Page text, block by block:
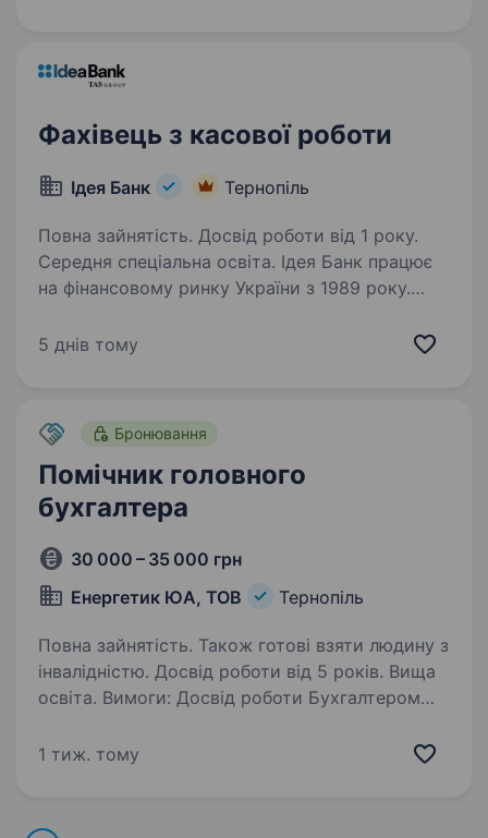
Фахівець з касової роботи
Ідея Банк Тернопіль
Повна зайнятість. Досвід роботи від 1 року.
Середня спеціальна освіта. Ідея Банк працює
на фінансовому ринку України з 1989 року.
як надійний фінансовий партнер для клієнтів.
5 днів тому
Бронювання
Помічник головного
бухгалтера
30 000 – 35 000 грн
Енергетик ЮА, ТОВ
Тернопіль
Повна зайнятість. Також готові взяти людину з
інвалідністю. Досвід роботи від 5 років. Вища
освіта. Вимоги: Досвід роботи Бухгалтером
Банк, M.E.Doc, Excel) Знання основ
відповідальність,…
1 тиж. тому